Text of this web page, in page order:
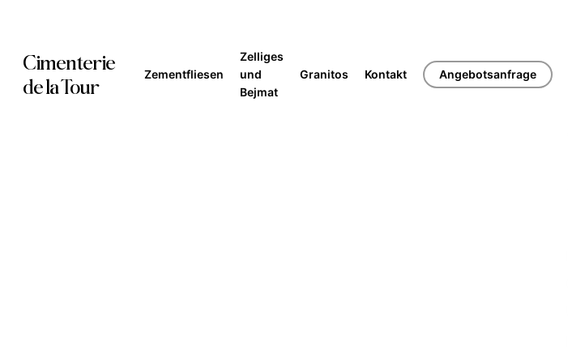
main
content
Cimenterie
de la Tour
Zementfliesen
Zelliges
und
Bejmat
Granitos Kontakt Angebotsanfrage